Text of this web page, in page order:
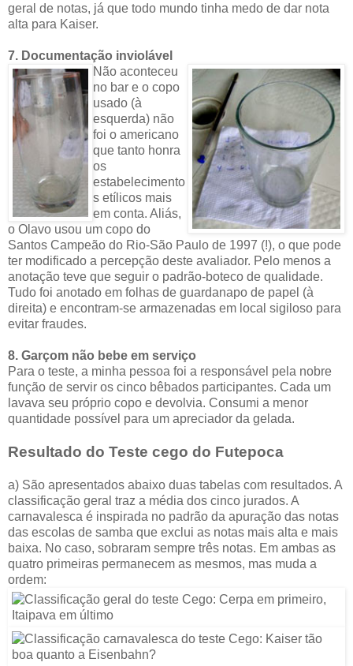
geral de notas, já que todo mundo tinha medo de dar nota
alta para Kaiser.
7. Documentação inviolável
Não aconteceu
no bar e o copo
usado (à
esquerda) não
foi o americano
que tanto honra
os
estabelecimento
s etílicos mais
em conta. Aliás,
o Olavo usou um copo do
Santos Campeão do Rio-São Paulo de 1997 (!), o que pode
ter modificado a percepção deste avaliador. Pelo menos a
anotação teve que seguir o padrão-boteco de qualidade.
Tudo foi anotado em folhas de guardanapo de papel (à
direita) e encontram-se armazenadas em local sigiloso para
evitar fraudes.
8. Garçom não bebe em serviço
Para o teste, a minha pessoa foi a responsável pela nobre
função de servir os cinco bêbados participantes. Cada um
lavava seu próprio copo e devolvia. Consumi a menor
quantidade possível para um apreciador da gelada.
Resultado do Teste cego do Futepoca
a) São apresentados abaixo duas tabelas com resultados. A
classificação geral traz a média dos cinco jurados. A
carnavalesca é inspirada no padrão da apuração das notas
das escolas de samba que exclui as notas mais alta e mais
baixa. No caso, sobraram sempre três notas. Em ambas as
quatro primeiras permanecem as mesmos, mas muda a
ordem: